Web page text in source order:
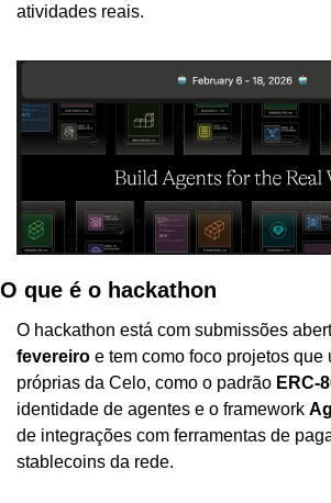
atividades reais.
O que é o hackathon
O hackathon está com submissões
fevereiro e tem como foco projetos que
próprias da Celo, como o padrão ERC-
identidade de agentes e o framework
de integrações com ferramentas de
stablecoins da rede.